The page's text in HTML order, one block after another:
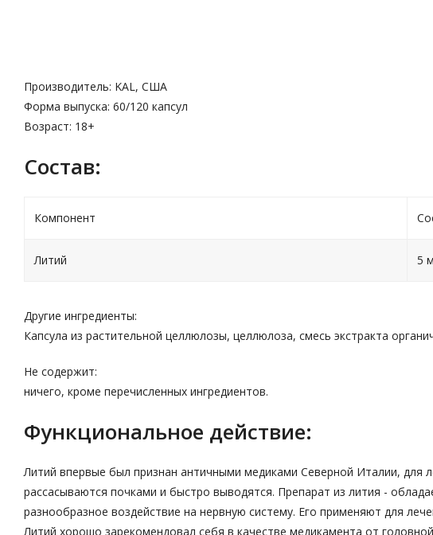
Производитель: KAL, США
Форма выпуска: 60/120 капсул
Возраст: 18+
Cостав:
Компонент
Литий 5
Другие ингредиенты:
Капсула из растительной целлюлозы, целлюлоза, смесь экстракта
Не содержит:
ничего, кроме перечисленных ингредиентов.
Функциональное действие:
Литий впервые был признан античными медиками Северной Италии, для
рассасываются почками и быстро выводятся. Препарат из лития -
разнообразное воздействие на нервную систему. Его применяют для
Литий хорошо зарекомендовал себя в качестве медикамента от